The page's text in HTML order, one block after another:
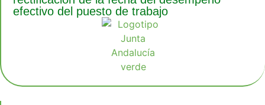
efectivo del puesto de trabajo